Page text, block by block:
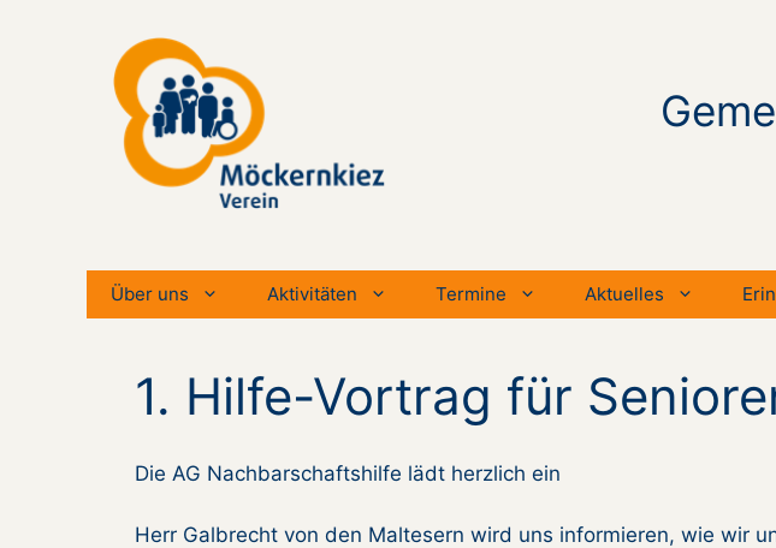
Über uns Aktivitäten Termine Aktuelles
1. Hilfe-Vortrag für
Die AG Nachbarschaftshilfe lädt herzlich ein
Herr Galbrecht von den Maltesern wird uns informieren, wie wir